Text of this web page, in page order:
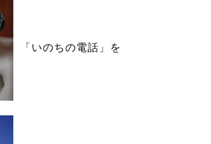
「いのちの電話」を